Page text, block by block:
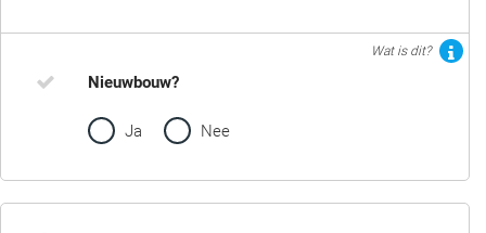
Wat is dit?
Nieuwbouw?
Ja Nee